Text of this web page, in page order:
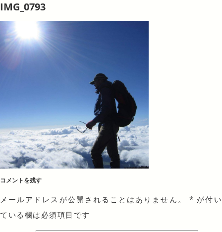
IMG_0793
コメントを残す
メールアドレスが公開されることはありません。 * が付い
ている欄は必須項目です